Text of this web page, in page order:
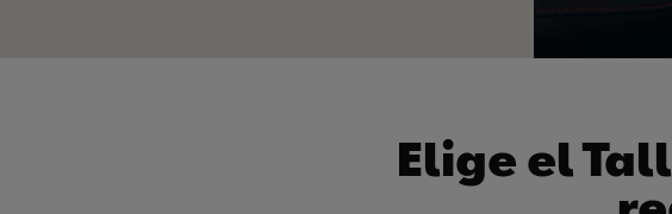
Elige el